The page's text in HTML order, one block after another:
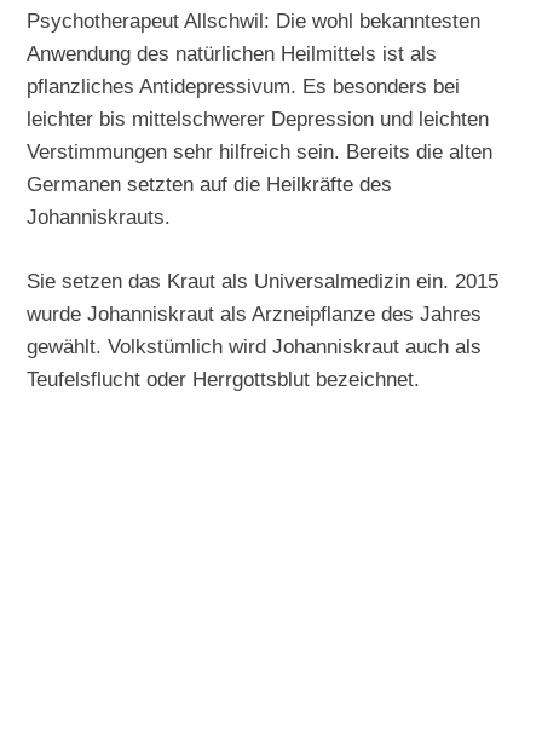
Psychotherapeut Allschwil: Die wohl bekanntesten
Anwendung des natürlichen Heilmittels ist als
pflanzliches Antidepressivum. Es besonders bei
leichter bis mittelschwerer Depression und leichten
Verstimmungen sehr hilfreich sein. Bereits die alten
Germanen setzten auf die Heilkräfte des
Johanniskrauts.
Sie setzen das Kraut als Universalmedizin ein. 2015
wurde Johanniskraut als Arzneipflanze des Jahres
gewählt. Volkstümlich wird Johanniskraut auch als
Teufelsflucht oder Herrgottsblut bezeichnet.